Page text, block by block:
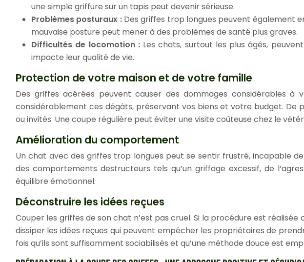
une simple griffure sur un tapis peut devenir sérieuse.
Problèmes posturaux : Des griffes trop longues peuvent également
mauvaise posture peut mener à des problèmes de santé plus graves.
Difficultés de locomotion : Les chats, surtout les plus âgés,
impacte leur qualité de vie.
Protection de votre maison et de votre famille
Des griffes acérées peuvent causer des dommages considérables à
considérablement ces dégâts, préservant vos biens et votre budget. De
ou invités. Une coupe régulière peut éviter une visite coûteuse chez le
Amélioration du comportement
Un chat avec des griffes trop longues peut se sentir frustré, incapable
des comportements destructeurs tels qu’un griffage excessif, de
équilibre émotionnel.
Déconstruire les idées reçues
Couper les griffes de son chat n’est pas cruel. Si la procédure est
dissiper les idées reçues qui peuvent empêcher les propriétaires de
fois qu’ils sont suffisamment sociabilisés et qu’une méthode douce est